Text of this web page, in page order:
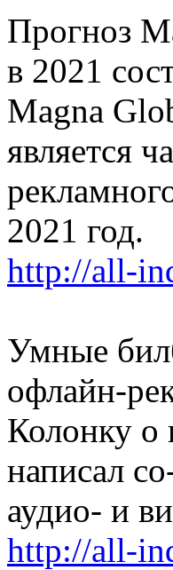
Прогноз
в 2021
Magna
является
2021 год.
http://all-
Умные
офлайн-
Колонку о
написал
аудио- и
http://all-